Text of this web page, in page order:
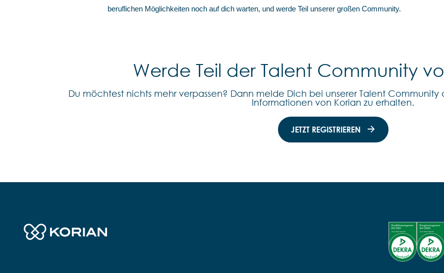
beruflichen Möglichkeiten noch auf dich warten, und werde Teil unserer großen Community.
Werde Teil der Talent Community
Du möchtest nichts mehr verpassen? Dann melde Dich bei unserer Talent
Informationen von Korian zu erhalten.
JETZT REGISTRIEREN